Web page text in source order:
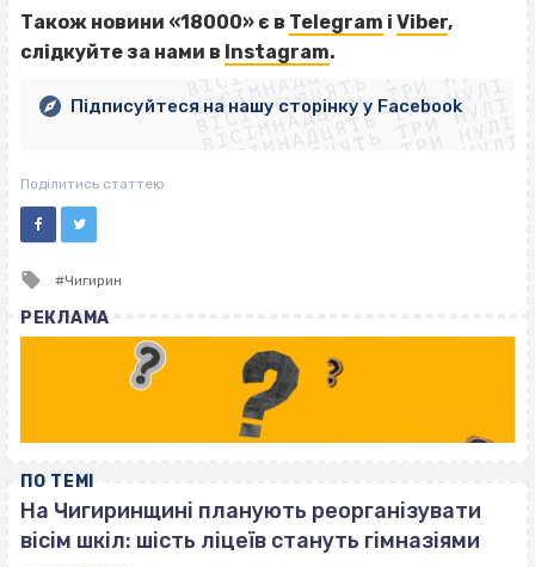
Також новини «18000» є в Telegram і Viber,
слідкуйте за нами в Instagram.
ВІСІМНАДЦЯТЬ ТРИ НУЛІ
ВІСІМНАДЦЯТЬ ТРИ НУЛІ
ВІСІМНАДЦЯТЬ ТРИ НУЛІ
ВІСІМНАДЦЯТЬ ТРИ НУЛІ
ВІСІМНАДЦЯТЬ ТРИ НУЛІ
ВІСІМНАДЦЯТЬ ТРИ НУЛІ
ВІСІМНАДЦЯТЬ ТРИ НУЛІ
ВІСІМНАДЦЯТЬ ТРИ НУЛІ
Підписуйтеся на нашу сторінку у Facebook
Поділитись статтею
Tagged
Чигирин
РЕКЛАМА
ПО ТЕМІ
На Чигиринщині планують реорганізувати
вісім шкіл: шість ліцеїв стануть гімназіями